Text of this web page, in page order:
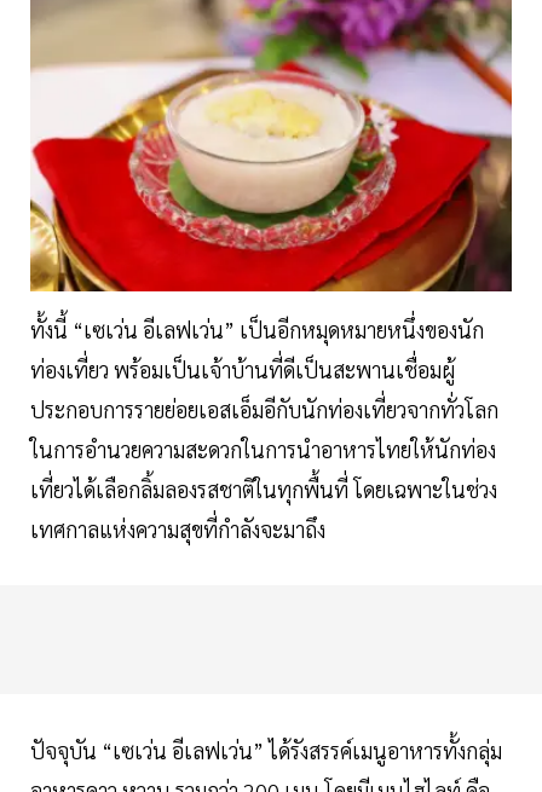
ทั้งนี้ “เซเว่น อีเลฟเว่น” เป็นอีกหมุดหมายหนึ่งของนัก
ท่องเที่ยว พร้อมเป็นเจ้าบ้านที่ดีเป็นสะพานเชื่อมผู้
ประกอบการรายย่อยเอสเอ็มอีกับนักท่องเที่ยวจากทั่วโลก
ในการอำนวยความสะดวกในการนำอาหารไทยให้นักท่อง
เที่ยวได้เลือกลิ้มลองรสชาติในทุกพื้นที่ โดยเฉพาะในช่วง
เทศกาลแห่งความสุขที่กำลังจะมาถึง
ปัจจุบัน “เซเว่น อีเลฟเว่น” ได้รังสรรค์เมนูอาหารทั้งกลุ่ม